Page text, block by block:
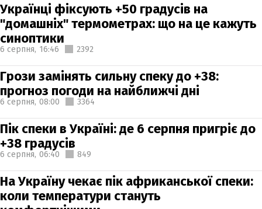
Українці фіксують +50 градусів на
"домашніх" термометрах: що на це кажуть
синоптики
6 серпня, 16:46 2392
Грози замінять сильну спеку до +38:
прогноз погоди на найближчі дні
6 серпня, 08:00 3364
Пік спеки в Україні: де 6 серпня пригріє до
+38 градусів
6 серпня, 06:40 849
На Україну чекає пік африканської спеки:
коли температури стануть